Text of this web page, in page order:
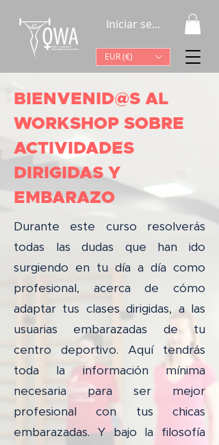
EUR (€)
Iniciar sesión
BIENVENID@S AL
WORKSHOP SOBRE
ACTIVIDADES
DIRIGIDAS Y
EMBARAZO
Durante este curso resolverás
todas las dudas que han ido
surgiendo en tu día a día como
profesional, acerca de cómo
adaptar tus clases dirigidas, a las
usuarias embarazadas de tu
centro deportivo. Aquí tendrás
toda la información mínima
necesaria para ser mejor
profesional con tus chicas
embarazadas. Y bajo la filosofía